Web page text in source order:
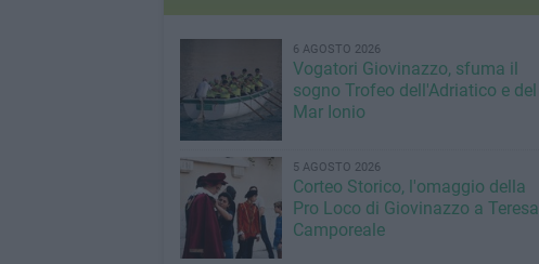
6 AGOSTO 2026
Vogatori Giovinazzo, sfuma il
sogno Trofeo dell'Adriatico e del
Mar Ionio
5 AGOSTO 2026
Corteo Storico, l'omaggio della
Pro Loco di Giovinazzo a Teresa
Camporeale